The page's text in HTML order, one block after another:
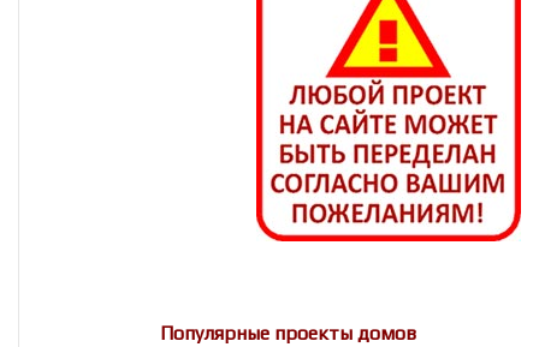
Популярные проекты домов